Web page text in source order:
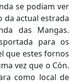
se podiam ver
da actual estrada
das Mangas.
para os
que estes fornos
vez que o Cón.
como local de